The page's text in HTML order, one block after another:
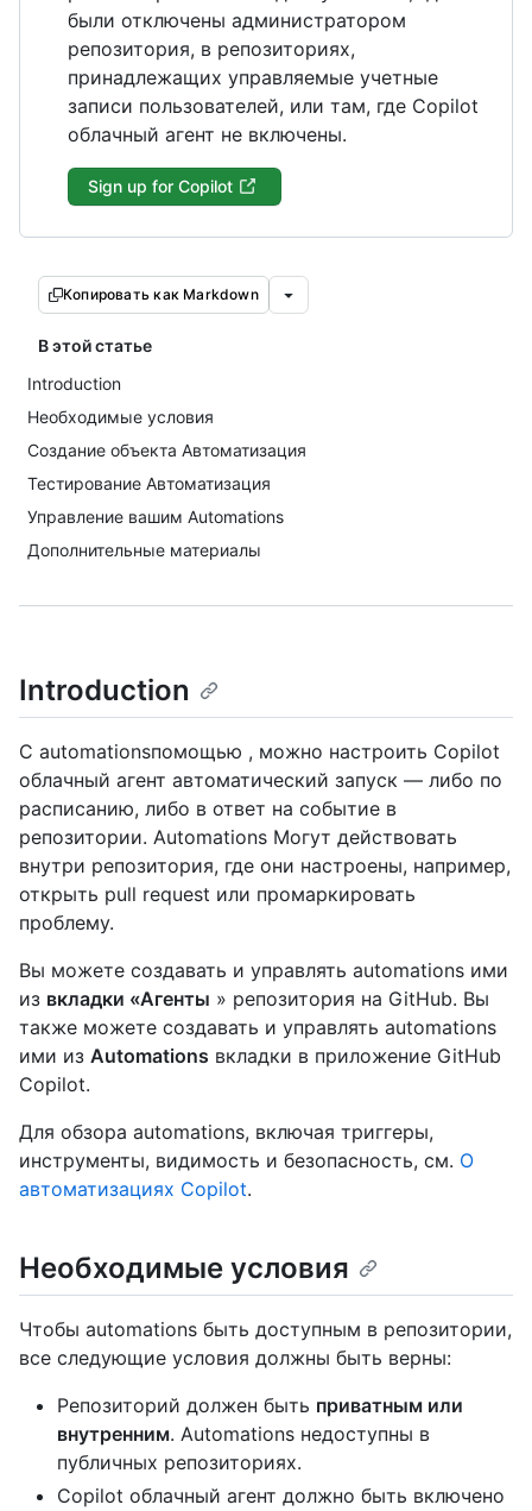
были отключены администратором
репозитория, в репозиториях,
принадлежащих управляемые учетные
записи пользователей, или там, где Copilot
облачный агент не включены.
Sign up for Copilot
Копировать как Markdown
В этой статье
Introduction
Необходимые условия
Создание объекта Автоматизация
Тестирование Автоматизация
Управление вашим Automations
Дополнительные материалы
Introduction
С automationsпомощью , можно настроить Copilot
облачный агент автоматический запуск — либо по
расписанию, либо в ответ на событие в
репозитории. Automations Могут действовать
внутри репозитория, где они настроены, например,
открыть pull request или промаркировать
проблему.
Вы можете создавать и управлять automations ими
из вкладки «Агенты » репозитория на GitHub. Вы
также можете создавать и управлять automations
ими из Automations вкладки в приложение GitHub
Copilot.
Для обзора automations, включая триггеры,
инструменты, видимость и безопасность, см. О
автоматизациях Copilot.
Необходимые условия
Чтобы automations быть доступным в репозитории,
все следующие условия должны быть верны:
Репозиторий должен быть приватным или
внутренним. Automations недоступны в
публичных репозиториях.
Copilot облачный агент должно быть включено